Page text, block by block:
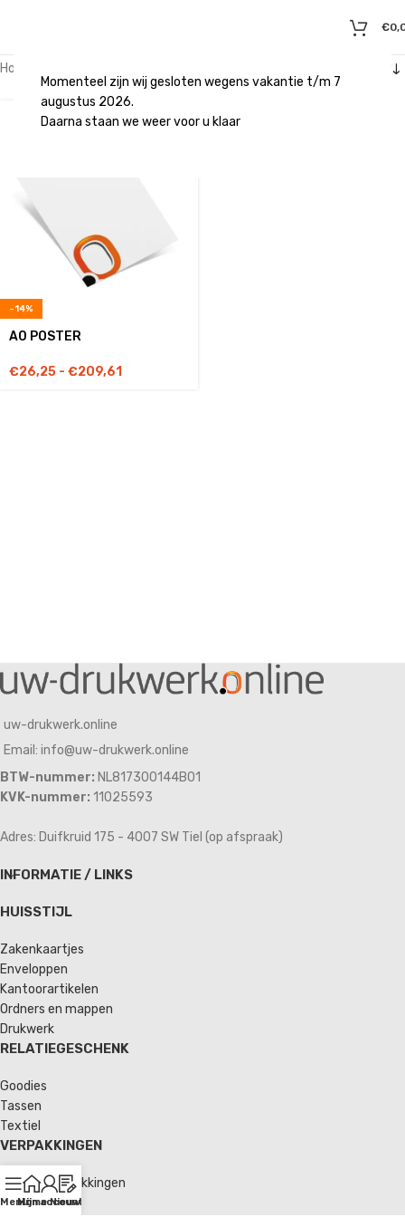
Momenteel zijn wij gesloten wegens vakantie t/m 7
augustus 2026.
Daarna staan we weer voor u klaar
€
Home
-14%
A0 POSTER
€26,25 - €209,61
uw-drukwerk.online
Email: info@uw-drukwerk.online
BTW-nummer: NL817300144B01
KVK-nummer: 11025593
Adres: Duifkruid 175 - 4007 SW Tiel (op afspraak)
INFORMATIE / LINKS
HUISSTIJL
Zakenkaartjes
Enveloppen
Kantoorartikelen
Ordners en mappen
Drukwerk
RELATIEGESCHENK
Goodies
Tassen
Textiel
VERPAKKINGEN
Verzendverpakkingen
Enveloppen
MenuHome
Mijn account
Nieuws